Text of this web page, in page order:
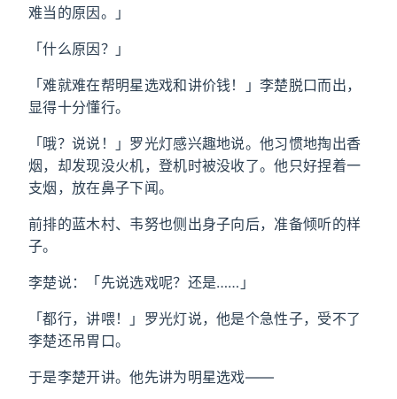
难当的原因。」
「什么原因？」
「难就难在帮明星选戏和讲价钱！」李楚脱口而出，
显得十分懂行。
「哦？说说！」罗光灯感兴趣地说。他习惯地掏出香
烟，却发现没火机，登机时被没收了。他只好捏着一
支烟，放在鼻子下闻。
前排的蓝木村、韦努也侧出身子向后，准备倾听的样
子。
李楚说：「先说选戏呢？还是……」
「都行，讲喂！」罗光灯说，他是个急性子，受不了
李楚还吊胃口。
于是李楚开讲。他先讲为明星选戏——